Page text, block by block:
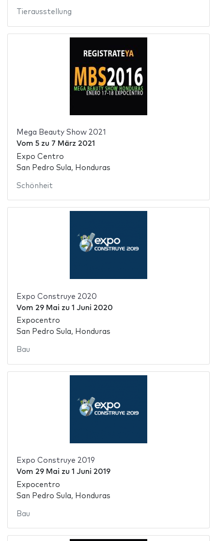
Tierausstellung
Mega Beauty Show 2021
Vom 5zu 7 März 2021
Expo Centro
San Pedro Sula, Honduras
Schönheit
Expo Construye 2020
Vom 29 Mai zu 1 Juni 2020
Expocentro
San Pedro Sula, Honduras
Bau
Expo Construye 2019
Vom 29 Mai zu 1 Juni 2019
Expocentro
San Pedro Sula, Honduras
Bau